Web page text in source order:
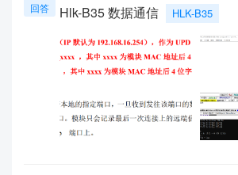
回答 Hlk-B35 数据通信 HLK-B35